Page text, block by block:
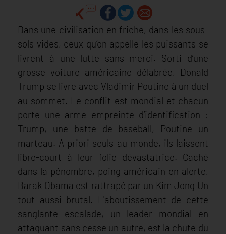
Dans une civilisation en friche, dans les sous-
sols vides, ceux qu’on appelle les puissants se
livrent à une lutte sans merci. Sorti d’une
grosse voiture américaine délabrée, Donald
Trump se livre avec Vladimir Poutine à un duel
au sommet. Le conflit est mondial et chacun
porte une arme empreinte d’identification :
Trump, une batte de baseball, Poutine un
marteau. A priori seuls au monde, ils laissent
libre-court à leur folie dévastatrice. Caché
dans la pénombre, poing américain en alerte,
Barak Obama est rattrapé par un Kim Jong Un
tout aussi brutal. L'aboutissement de cette
sanglante escalade, un leader mondial en
attaquant sans cesse un autre, est la chute du